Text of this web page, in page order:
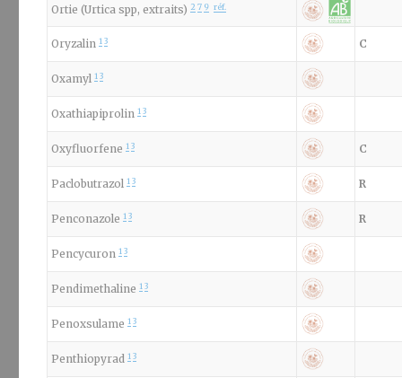
Ortie (Urtica spp, extraits) 2 7 9 réf.
Oryzalin 1 3 C
Oxamyl 1 3
Oxathiapiprolin 1 3
Oxyfluorfene 1 3 C
Paclobutrazol 1 3 R
Penconazole 1 3 R
Pencycuron 1 3
Pendimethaline 1 3
Penoxsulame 1 3
Penthiopyrad 1 3